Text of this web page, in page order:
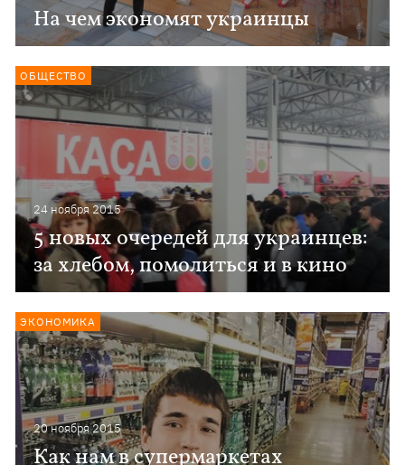
На чем экономят украинцы
24 ноября 2015
5 новых очередей для украинцев:
за хлебом, помолиться и в кино
ОБЩЕСТВО
20 ноября 2015
Как нам в супермаркетах
ЭКОНОМИКА